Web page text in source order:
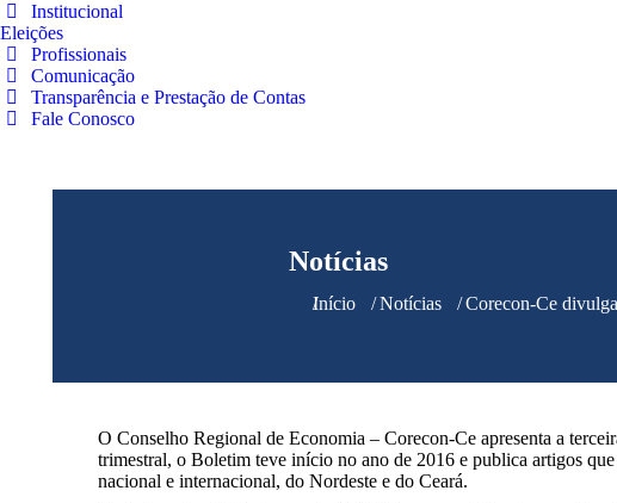
Institucional
Eleições
Profissionais
Comunicação
Transparência e Prestação de Contas
Fale Conosco
Notícias
Você está aqui:
Início Notícias Corecon-Ce
O Conselho Regional de Economia – Corecon-Ce apresenta a
trimestral, o Boletim teve início no ano de 2016 e publica artigos
nacional e internacional, do Nordeste e do Ceará.